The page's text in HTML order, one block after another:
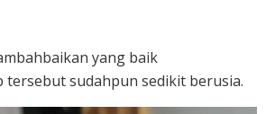
yang baik
tersebut sudahpun sedikit berusia.